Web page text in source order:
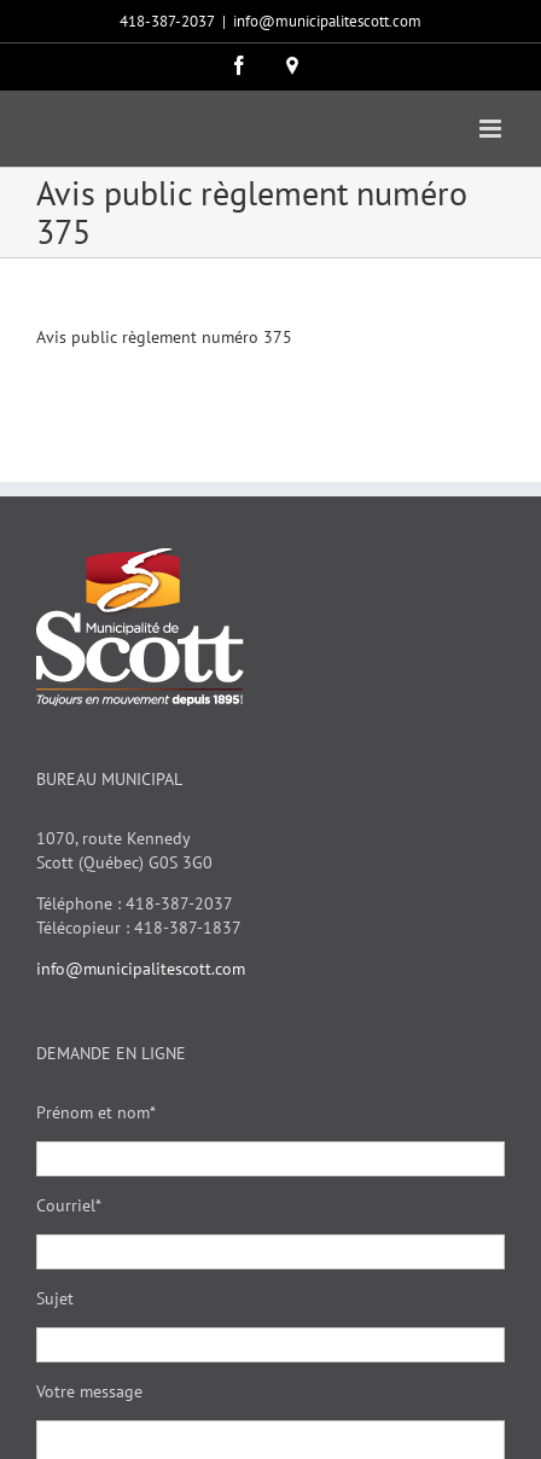
418-387-2037 | info@municipalitescott.com
Facebook
Carte
Avis public règlement numéro
375
Avis public règlement numéro 375
BUREAU MUNICIPAL
1070, route Kennedy
Scott (Québec) G0S 3G0
Téléphone : 418-387-2037
Télécopieur : 418-387-1837
info@municipalitescott.com
DEMANDE EN LIGNE
Prénom et nom*
Courriel*
Sujet
Votre message